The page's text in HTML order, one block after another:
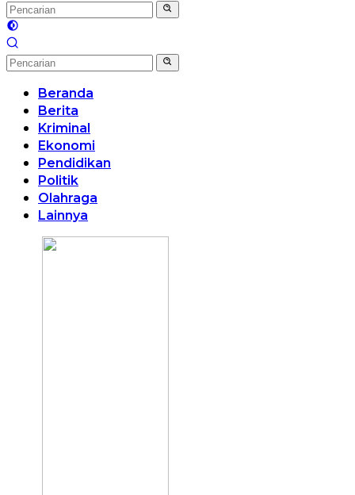
Beranda
Berita
Kriminal
Ekonomi
Pendidikan
Politik
Olahraga
Lainnya